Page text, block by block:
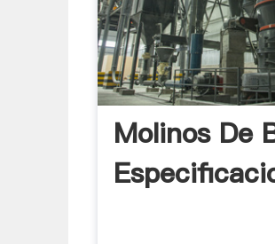
Molinos De